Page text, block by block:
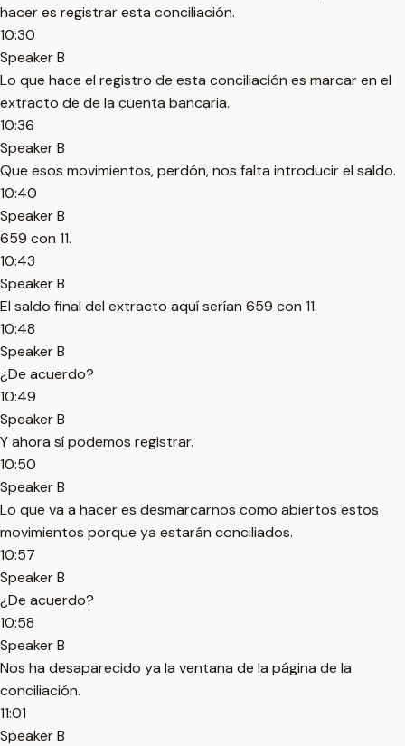
hacer es registrar esta conciliación.
10:30
Speaker B
Lo que hace el registro de esta conciliación es marcar en el
extracto de de la cuenta bancaria.
10:36
Speaker B
Que esos movimientos, perdón, nos falta introducir el saldo.
10:40
Speaker B
659 con 11.
10:43
Speaker B
El saldo final del extracto aquí serían 659 con 11.
10:48
Speaker B
¿De acuerdo?
10:49
Speaker B
Y ahora sí podemos registrar.
10:50
Speaker B
Lo que va a hacer es desmarcarnos como abiertos estos
movimientos porque ya estarán conciliados.
10:57
Speaker B
¿De acuerdo?
10:58
Speaker B
Nos ha desaparecido ya la ventana de la página de la
conciliación.
11:01
Speaker B